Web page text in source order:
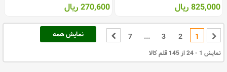
825,000 ریال 270,600 ریال
نمایش همه 1
2
3
...
7
نمایش 1 - 24 از 145 قلم کالا